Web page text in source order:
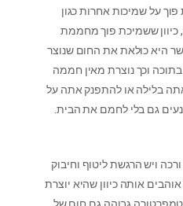
על שמיכות אחרות כגון
כיוון ששמיכת פוך מחממת
היא כולאת את החום שנוצר
בתוכה וכך נוצרת מאין חממה
בלילה או להתפנק אתה על
גם בלי לחמם את הבית.
ויש הרגשת ליטוף וחיבוק
אותה כיוון שהיא יוצרת
גבוהה גם חום של